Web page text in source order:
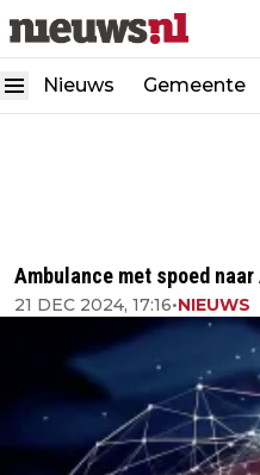
Nieuws Gemeente
Ambulance met spoed naar
21 DEC 2024, 17:16•NIEUWS